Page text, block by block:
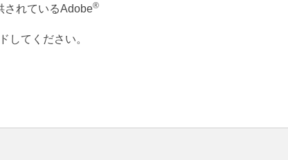
されているAdobe®
してください。